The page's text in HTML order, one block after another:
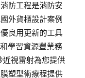
防工程是消防安
外貨櫃設計案例
良用更新的工具
學習資源豐業務
視雷射為您提供
塑型術療程提供